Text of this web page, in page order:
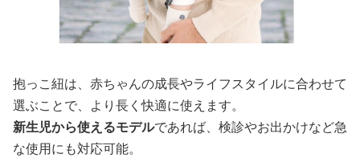
抱っこ紐は、赤ちゃんの成長やライフスタイルに合わせて
選ぶことで、より長く快適に使えます。
新生児から使えるモデルであれば、検診やお出かけなど急
な使用にも対応可能。